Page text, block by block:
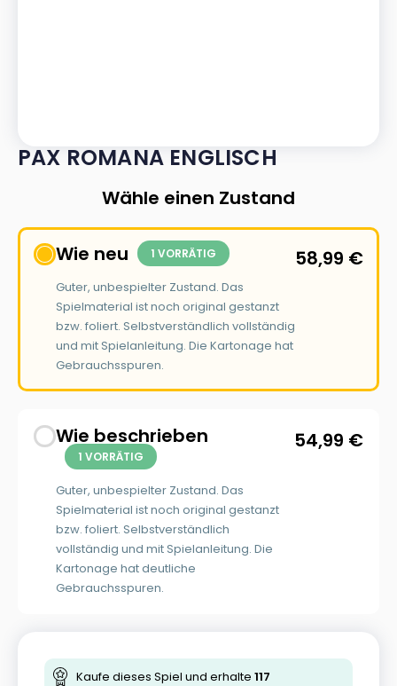
PAX ROMANA ENGLISCH
Wähle einen Zustand
Wie neu 1 VORRÄTIG
Guter, unbespielter Zustand. Das
Spielmaterial ist noch original gestanzt
bzw. foliert. Selbstverständlich vollständig
und mit Spielanleitung. Die Kartonage hat
Gebrauchsspuren.
58,99 €
Wie beschrieben
1 VORRÄTIG
Guter, unbespielter Zustand. Das
Spielmaterial ist noch original gestanzt
bzw. foliert. Selbstverständlich
vollständig und mit Spielanleitung. Die
Kartonage hat deutliche
Gebrauchsspuren.
54,99 €
Kaufe dieses Spiel und erhalte 117